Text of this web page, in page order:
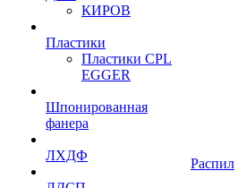
КИРОВ
Пластики
Пластики CPL
EGGER
Шпонированная
фанера
ЛХДФ
Распил